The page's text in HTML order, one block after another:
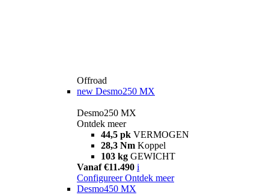
Offroad
new Desmo250 MX
Desmo250 MX
Ontdek meer
44,5 pk VERMOGEN
28,3 Nm Koppel
103 kg GEWICHT
Vanaf €11.490 i
Configureer Ontdek meer
Desmo450 MX